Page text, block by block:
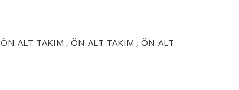
ÖN-ALT TAKIM , ÖN-ALT TAKIM , ÖN-ALT